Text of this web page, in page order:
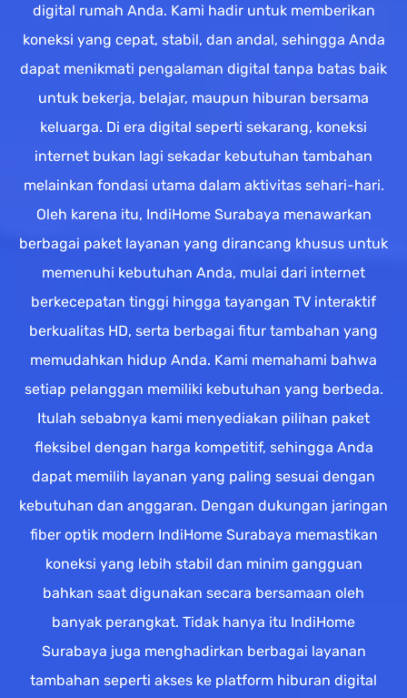
digital rumah Anda. Kami hadir untuk memberikan
koneksi yang cepat, stabil, dan andal, sehingga Anda
dapat menikmati pengalaman digital tanpa batas baik
untuk bekerja, belajar, maupun hiburan bersama
keluarga. Di era digital seperti sekarang, koneksi
internet bukan lagi sekadar kebutuhan tambahan
melainkan fondasi utama dalam aktivitas sehari-hari.
Oleh karena itu, IndiHome Surabaya menawarkan
berbagai paket layanan yang dirancang khusus untuk
memenuhi kebutuhan Anda, mulai dari internet
berkecepatan tinggi hingga tayangan TV interaktif
berkualitas HD, serta berbagai fitur tambahan yang
memudahkan hidup Anda. Kami memahami bahwa
setiap pelanggan memiliki kebutuhan yang berbeda.
Itulah sebabnya kami menyediakan pilihan paket
fleksibel dengan harga kompetitif, sehingga Anda
dapat memilih layanan yang paling sesuai dengan
kebutuhan dan anggaran. Dengan dukungan jaringan
fiber optik modern IndiHome Surabaya memastikan
koneksi yang lebih stabil dan minim gangguan
bahkan saat digunakan secara bersamaan oleh
banyak perangkat. Tidak hanya itu IndiHome
Surabaya juga menghadirkan berbagai layanan
tambahan seperti akses ke platform hiburan digital